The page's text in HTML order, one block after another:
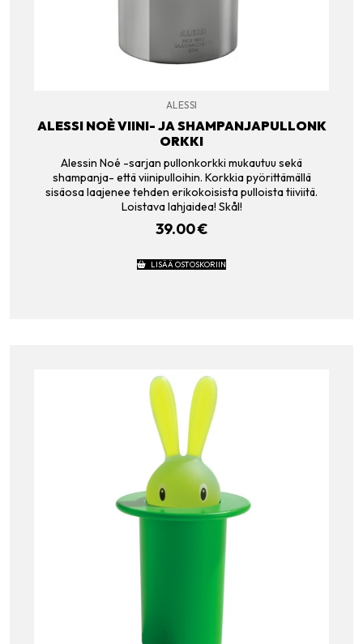
ALESSI
ALESSI NOÈ VIINI- JA SHAMPANJAPULLONK
ORKKI
Alessin Noé -sarjan pullonkorkki mukautuu sekä
shampanja- että viinipulloihin. Korkkia pyörittämällä
sisäosa laajenee tehden erikokoisista pulloista tiiviitä.
Loistava lahjaidea! Skål!
39.00€
LISÄÄ OSTOSKORIIN